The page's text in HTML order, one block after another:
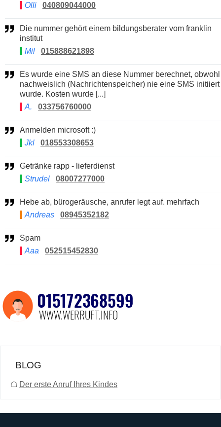
Olli
040809044000
Die nummer gehört einem bildungsberater vom franklin
institut
Mil
015888621898
Es wurde eine SMS an diese Nummer berechnet, obwohl
nachweislich (Nachrichtenspeicher) nie eine SMS initiiert
wurde. Kosten wurde [...]
A.
033756760000
Anmelden microsoft :)
Jkl
018553308653
Getränke rapp - lieferdienst
Strudel
08007277000
Hebe ab, bürogeräusche, anrufer legt auf. mehrfach
Andreas
08945352182
Spam
Aaa
052515452830
BLOG
☖ Der erste Anruf Ihres Kindes